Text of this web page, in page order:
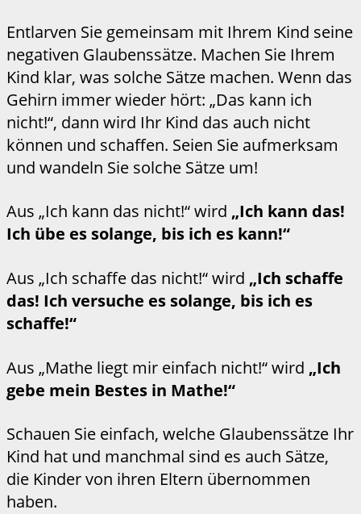
Entlarven Sie gemeinsam mit Ihrem Kind seine
negativen Glaubenssätze. Machen Sie Ihrem
Kind klar, was solche Sätze machen. Wenn das
Gehirn immer wieder hört: „Das kann ich
nicht!“, dann wird Ihr Kind das auch nicht
können und schaffen. Seien Sie aufmerksam
und wandeln Sie solche Sätze um!
Aus „Ich kann das nicht!“ wird „Ich kann das!
Ich übe es solange, bis ich es kann!“
Aus „Ich schaffe das nicht!“ wird „Ich schaffe
das! Ich versuche es solange, bis ich es
schaffe!“
Aus „Mathe liegt mir einfach nicht!“ wird „Ich
gebe mein Bestes in Mathe!“
Schauen Sie einfach, welche Glaubenssätze Ihr
Kind hat und manchmal sind es auch Sätze,
die Kinder von ihren Eltern übernommen
haben.